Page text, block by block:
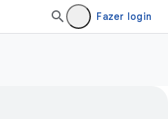
Fazer login